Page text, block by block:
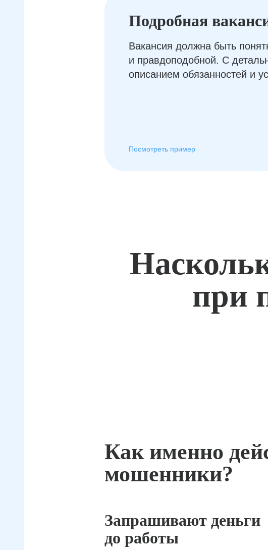
Подробная
Вакансия должна быть
и правдоподобной. С
описанием обязанностей и
Посмотреть пример
при
Как именно
мошенники?
Запрашивают деньги
до работы